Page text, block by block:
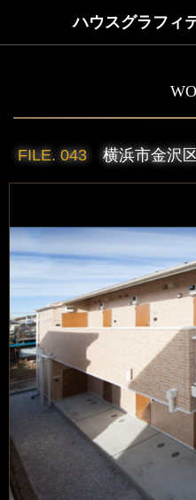
ハウスグラフィ
FILE. 043 横浜市金沢区